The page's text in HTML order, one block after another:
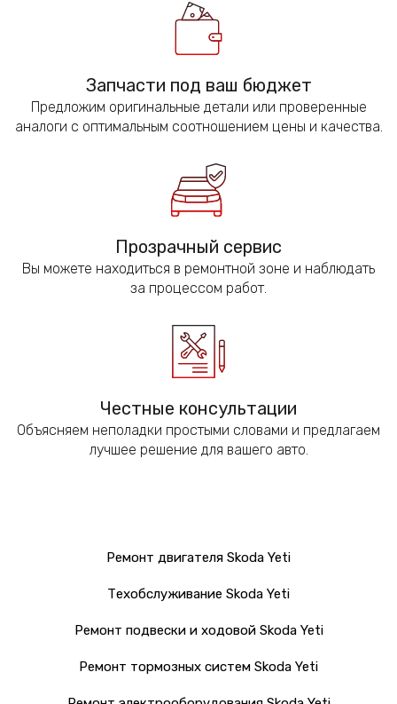
Запчасти под ваш бюджет
Предложим оригинальные детали или проверенные
аналоги с оптимальным соотношением цены и качества.
Прозрачный сервис
Вы можете находиться в ремонтной зоне и наблюдать
за процессом работ.
Честные консультации
Объясняем неполадки простыми словами и предлагаем
лучшее решение для вашего авто.
Ремонт двигателя Skoda Yeti
Техобслуживание Skoda Yeti
Ремонт подвески и ходовой Skoda Yeti
Ремонт тормозных систем Skoda Yeti